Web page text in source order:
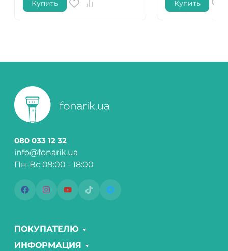
Купить Купить
080 033 12 32
info@fonarik.ua
Пн-Вс 09:00 - 18:00
ПОКУПАТЕЛЮ
ИНФОРМАЦИЯ